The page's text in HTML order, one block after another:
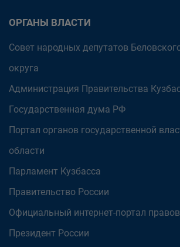
ОРГАНЫ ВЛАСТИ
Совет народных депутатов
округа
Администрация Правительства
Государственная дума РФ
Портал органов государственной
области
Парламент Кузбасса
Правительство России
Официальный интернет-портал
Президент России